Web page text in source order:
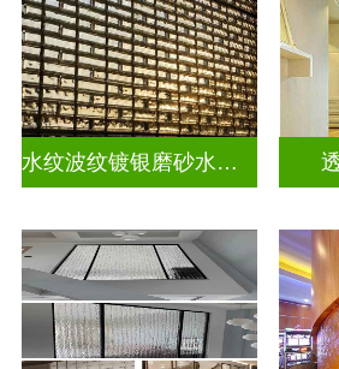
水纹波纹镀银磨砂水晶砖